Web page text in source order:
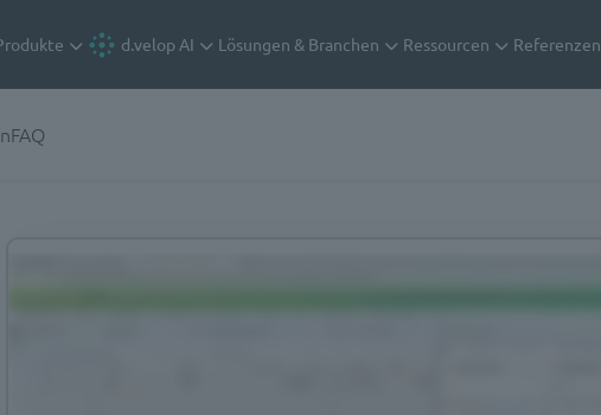
d.velop AI Lösungen & Branchen Ressourcen Referenzen
FAQ